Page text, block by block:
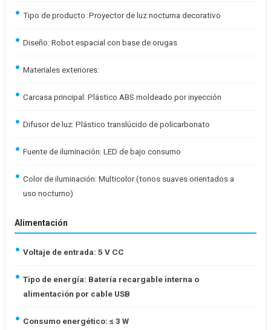
Tipo de producto: Proyector de luz nocturna decorativo
Diseño: Robot espacial con base de orugas
Materiales exteriores:
Carcasa principal: Plástico ABS moldeado por inyección
Difusor de luz: Plástico translúcido de policarbonato
Fuente de iluminación: LED de bajo consumo
Color de iluminación: Multicolor (tonos suaves orientados a
uso nocturno)
Alimentación
Voltaje de entrada: 5 V CC
Tipo de energía: Batería recargable interna o
alimentación por cable USB
Consumo energético: ≤ 3 W